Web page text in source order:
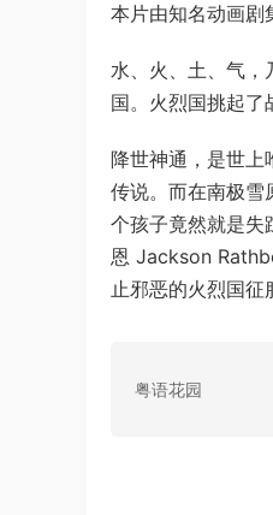
本片由知名动画剧
水、火、土、气，
国。火烈国挑起了
降世神通，是世
传说。而在南极雪
个孩子竟然就是失
恩 Jackson
止邪恶的火烈国征
粤语花园